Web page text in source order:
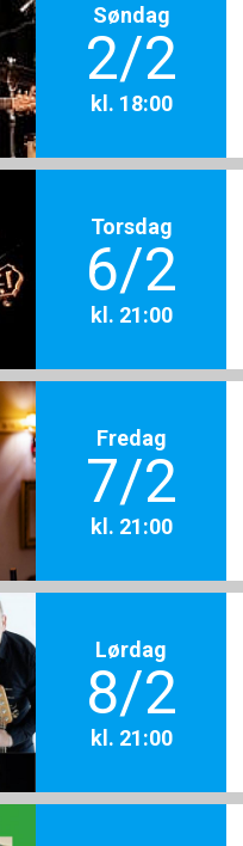
Søndag
2/2
kl. 18:00
Torsdag
6/2
kl. 21:00
Fredag
7/2
kl. 21:00
Lørdag
8/2
kl. 21:00